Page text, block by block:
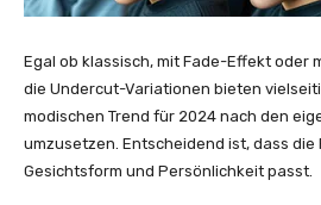
Egal ob klassisch, mit Fade-Effekt oder
die Undercut-Variationen bieten
modischen Trend für 2024 nach den
umzusetzen. Entscheidend ist, dass die
Gesichtsform und Persönlichkeit passt.